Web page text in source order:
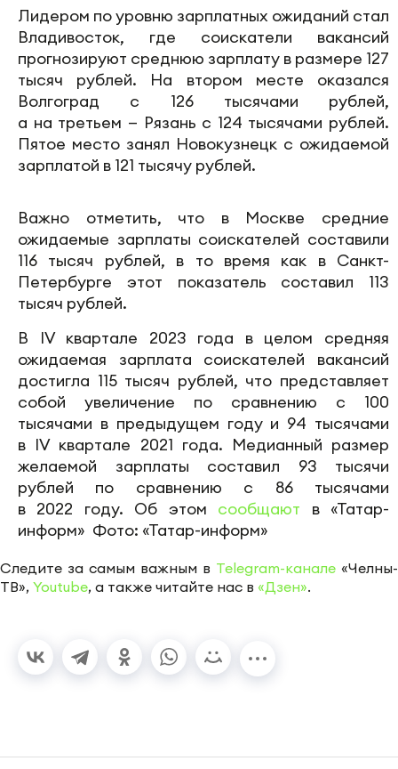
Лидером по уровню зарплатных ожиданий стал
Владивосток, где соискатели вакансий
прогнозируют среднюю зарплату в размере 127
тысяч рублей. На втором месте оказался
Волгоград с 126 тысячами рублей,
а на третьем — Рязань с 124 тысячами рублей.
Пятое место занял Новокузнецк с ожидаемой
зарплатой в 121 тысячу рублей.
Важно отметить, что в Москве средние
ожидаемые зарплаты соискателей составили
116 тысяч рублей, в то время как в Санкт-
Петербурге этот показатель составил 113
тысяч рублей.
В IV квартале 2023 года в целом средняя
ожидаемая зарплата соискателей вакансий
достигла 115 тысяч рублей, что представляет
собой увеличение по сравнению с 100
тысячами в предыдущем году и 94 тысячами
в IV квартале 2021 года. Медианный размер
желаемой зарплаты составил 93 тысячи
рублей по сравнению с 86 тысячами
в 2022 году. Об этом сообщают в «Татар-
информ» Фото: «Татар-информ»
Следите за самым важным в Telegram-канале «Челны-
ТВ», Youtube, а также читайте нас в «Дзен».